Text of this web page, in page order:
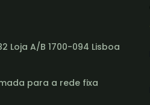
Loja A/B 1700-094 Lisboa
para a rede fixa